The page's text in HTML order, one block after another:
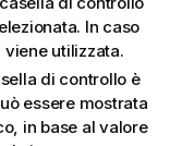
In caso
utilizzata.
di controllo è
essere mostrata
in base al valore